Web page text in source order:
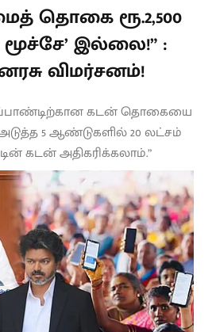
தொகை ரூ.2,500
மூச்சே’ இல்லை!” :
விமர்சனம்!
கடன் தொகையை
5 ஆண்டுகளில் 20 லட்சம்
கடன் அதிகரிக்கலாம்.”